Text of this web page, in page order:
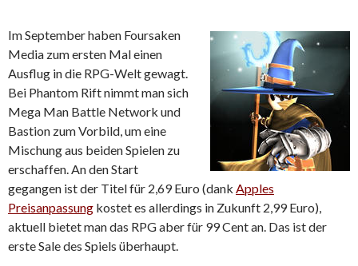
Im September haben Foursaken
Media zum ersten Mal einen
Ausflug in die RPG-Welt gewagt.
Bei Phantom Rift nimmt man sich
Mega Man Battle Network und
Bastion zum Vorbild, um eine
Mischung aus beiden Spielen zu
erschaffen. An den Start
gegangen ist der Titel für 2,69 Euro (dank Apples
Preisanpassung kostet es allerdings in Zukunft 2,99 Euro),
aktuell bietet man das RPG aber für 99 Cent an. Das ist der
erste Sale des Spiels überhaupt.